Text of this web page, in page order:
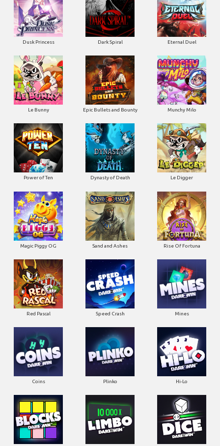
Dusk Princess Dark Spiral Eternal Duel
Le Bunny Epic Bullets and Bounty Munchy Milo
Power of Ten Dynasty of Death Le Digger
Magic Piggy OG Sand and Ashes Rise Of Fortuna
Red Pascal Speed Crash Mines
Coins Plinko Hi-Lo